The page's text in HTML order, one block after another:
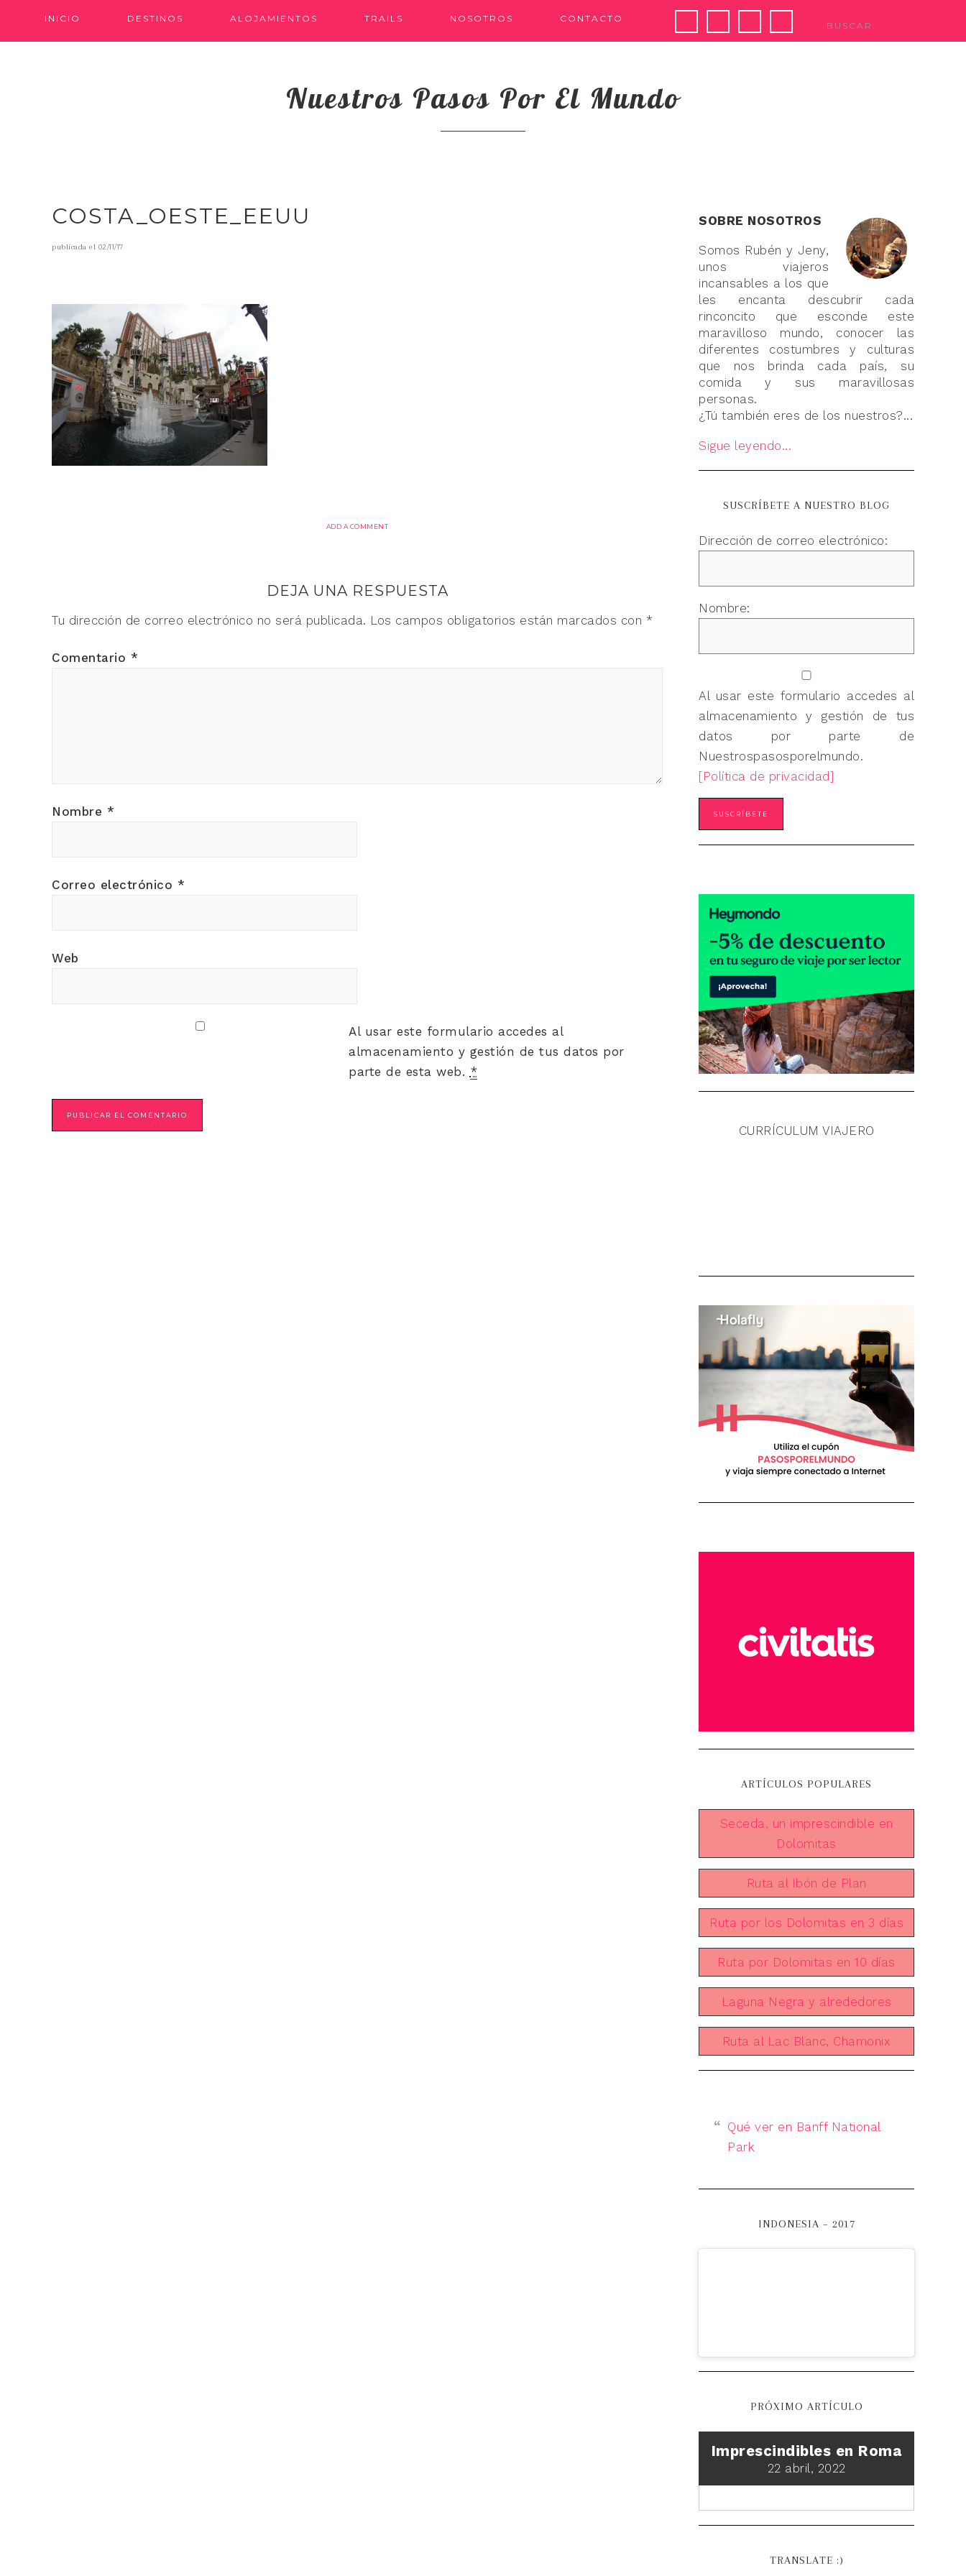
INICIO DESTINOS ALOJAMIENTOS TRAILS NOSOTROS CONTACTO
Nuestros Pasos Por El Mundo
COSTA_OESTE_EEUU
publicada el 02/11/17
ADD A COMMENT
DEJA UNA RESPUESTA
Tu dirección de correo electrónico no será publicada. Los campos obligatorios están marcados con *
Comentario *
Nombre *
Correo electrónico *
Web
Al usar este formulario accedes al
almacenamiento y gestión de tus datos por
parte de esta web. *
SOBRE NOSOTROS
Somos Rubén y Jeny,
unos viajeros
incansables a los que
les encanta descubrir cada
rinconcito que esconde este
maravilloso mundo, conocer las
diferentes costumbres y culturas
que nos brinda cada país, su
comida y sus maravillosas
personas.
¿Tú también eres de los nuestros?...
Sigue leyendo...
SUSCRÍBETE A NUESTRO BLOG
Dirección de correo electrónico:
Nombre:
Al usar este formulario accedes al
almacenamiento y gestión de tus
datos por parte de
Nuestrospasosporelmundo.
[Política de privacidad]
CURRÍCULUM VIAJERO
ARTÍCULOS POPULARES
Seceda, un imprescindible en
Dolomitas
Ruta al Ibón de Plan
Ruta por los Dolomitas en 3 días
Ruta por Dolomitas en 10 días
Laguna Negra y alrededores
Ruta al Lac Blanc, Chamonix
Qué ver en Banff National
Park
INDONESIA – 2017
PRÓXIMO ARTÍCULO
Imprescindibles en Roma
22 abril, 2022
TRANSLATE :)